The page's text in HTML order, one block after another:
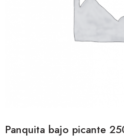
Panquita bajo picante